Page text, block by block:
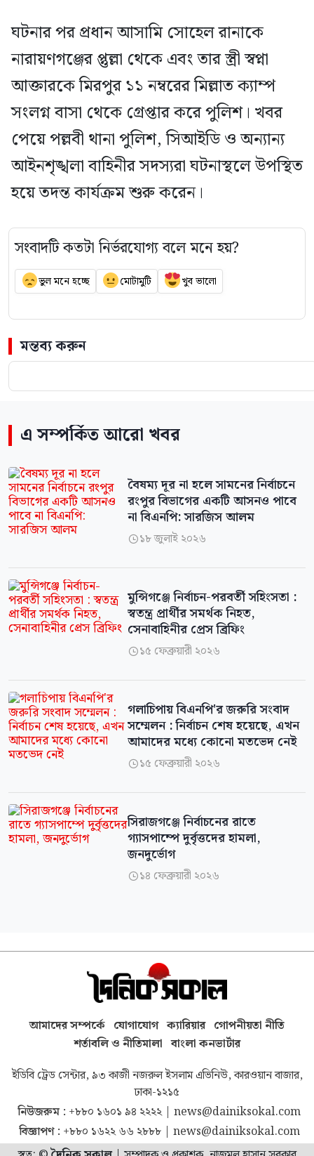
ঘটনার পর প্রধান আসামি সোহেল রানাকে
নারায়ণগঞ্জের প্তুল্লা থেকে এবং তার স্ত্রী স্বপ্না
আক্তারকে মিরপুর ১১ নম্বরের মিল্লাত ক্যাম্প
সংলগ্ন বাসা থেকে গ্রেপ্তার করে পুলিশ। খবর
পেয়ে পল্লবী থানা পুলিশ, সিআইডি ও অন্যান্য
আইনশৃঙ্খলা বাহিনীর সদস্যরা ঘটনাস্থলে উপস্থিত
হয়ে তদন্ত কার্যক্রম শুরু করেন।
সংবাদটি কতটা নির্ভরযোগ্য বলে মনে হয়?
ভুল মনে হচ্ছে মোটামুটি খুব ভালো
মন্তব্য করুন
এ সম্পর্কিত আরো খবর
বৈষম্য দূর না হলে সামনের নির্বাচনে
রংপুর বিভাগের একটি আসনও পাবে
না বিএনপি: সারজিস আলম
১৮ জুলাই ২০২৬
মুন্সিগঞ্জে নির্বাচন-পরবর্তী সহিংসতা :
স্বতন্ত্র প্রার্থীর সমর্থক নিহত,
সেনাবাহিনীর প্রেস ব্রিফিং
১৫ ফেব্রুয়ারী ২০২৬
গলাচিপায় বিএনপি'র জরুরি সংবাদ
সম্মেলন : নির্বাচন শেষ হয়েছে, এখন
আমাদের মধ্যে কোনো মতভেদ নেই
১৫ ফেব্রুয়ারী ২০২৬
সিরাজগঞ্জে নির্বাচনের রাতে
গ্যাসপাম্পে দুর্বৃত্তদের হামলা,
জনদুর্ভোগ
১৪ ফেব্রুয়ারী ২০২৬
আমাদের সম্পর্কে যোগাযোগ ক্যারিয়ার গোপনীয়তা নীতি
শর্তাবলি ও নীতিমালা বাংলা কনভার্টার
ইডিবি ট্রেড সেন্টার, ৯৩ কাজী নজরুল ইসলাম এভিনিউ, কারওয়ান বাজার,
ঢাকা-১২১৫
নিউজরুম : +৮৮০ ১৬০১ ৯৪ ২২২২| news@dainiksokal.com
বিজ্ঞাপণ : +৮৮০ ১৬২২ ৬৬ ২৮৮৮| news@dainiksokal.com